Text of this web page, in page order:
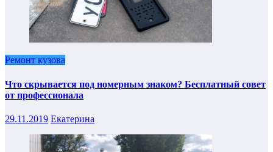
Ремонт кузова
Что скрывается под номерным знаком? Бесплатный совет
от профессионала
29.11.2019 Екатерина